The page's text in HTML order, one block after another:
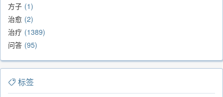
方子 1
治愈 2
治疗 1389
问答 95
标签